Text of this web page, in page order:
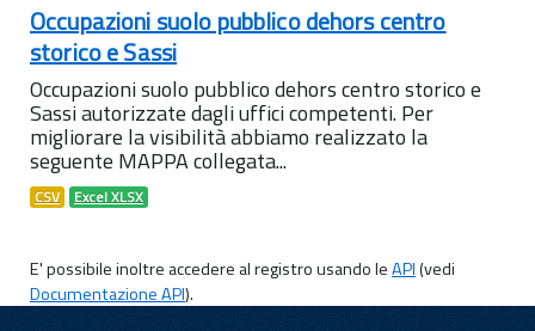
Occupazioni suolo pubblico dehors centro
storico e Sassi
Occupazioni suolo pubblico dehors centro storico e
Sassi autorizzate dagli uffici competenti. Per
migliorare la visibilità abbiamo realizzato la
seguente MAPPA collegata...
CSV Excel XLSX
E' possibile inoltre accedere al registro usando leAPI(vedi
Documentazione API).